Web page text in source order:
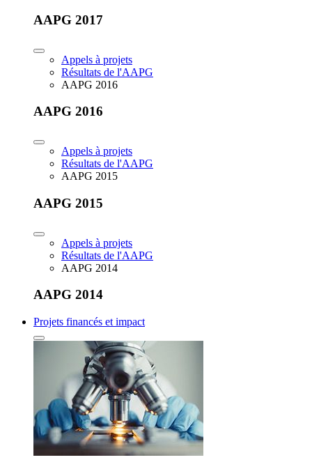
AAPG 2017
Appels à projets
Résultats de l'AAPG
AAPG 2016
AAPG 2016
Appels à projets
Résultats de l'AAPG
AAPG 2015
AAPG 2015
Appels à projets
Résultats de l'AAPG
AAPG 2014
AAPG 2014
Projets financés et impact